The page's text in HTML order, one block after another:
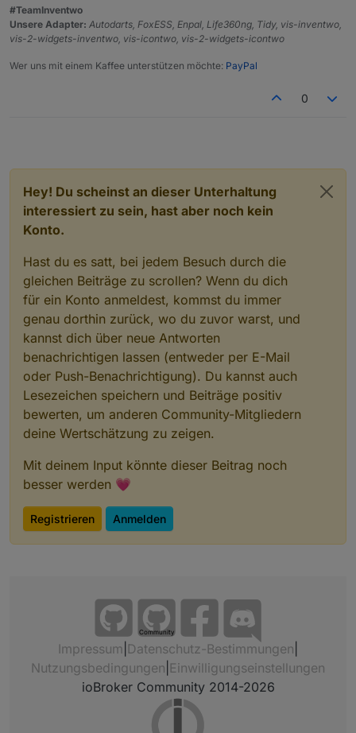
#TeamInventwo
Unsere Adapter: Autodarts, FoxESS, Enpal, Life360ng, Tidy, vis-inventwo,
vis-2-widgets-inventwo, vis-icontwo, vis-2-widgets-icontwo
Wer uns mit einem Kaffee unterstützen möchte: PayPal
0
Hey! Du scheinst an dieser Unterhaltung
interessiert zu sein, hast aber noch kein
Konto.
Hast du es satt, bei jedem Besuch durch die
gleichen Beiträge zu scrollen? Wenn du dich
für ein Konto anmeldest, kommst du immer
genau dorthin zurück, wo du zuvor warst, und
kannst dich über neue Antworten
benachrichtigen lassen (entweder per E-Mail
oder Push-Benachrichtigung). Du kannst auch
Lesezeichen speichern und Beiträge positiv
bewerten, um anderen Community-Mitgliedern
deine Wertschätzung zu zeigen.
Mit deinem Input könnte dieser Beitrag noch
besser werden 💗
Registrieren Anmelden
Community
Impressum Datenschutz-Bestimmungen
Nutzungsbedingungen Einwilligungseinstellungen
ioBroker Community 2014-2026